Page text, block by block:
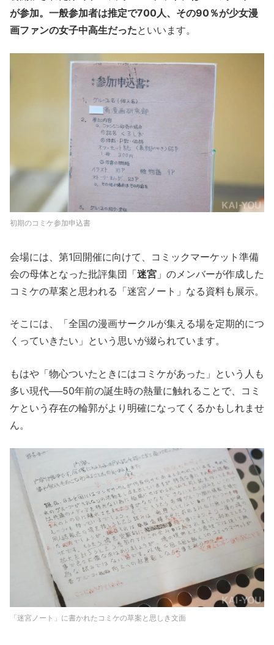
が参加。一般参加者は推定で700人、その90％が少女漫
画ファンの女子中高生だったといいます。
初期のコミケ参加申込書
会場には、第1回開催に向けて、コミックマーケット準備
会の母体となった批評集団「迷宮 」のメンバーが作成した
コミケの草案と思われる「迷宮ノート」なる資料も展示。
そこには、「全国の漫画サークルが集える場を定期的につ
くっていきたい」という思いが綴られています。
もはや「物心ついたときにはコミケがあった」という人も
多い現代──50年前の誕生時の熱量に触れることで、コミ
ケという存在の輪郭がより明確になってくるかもしれませ
ん。
「迷宮ノート」に書かれたコミケの草案と思しき文面